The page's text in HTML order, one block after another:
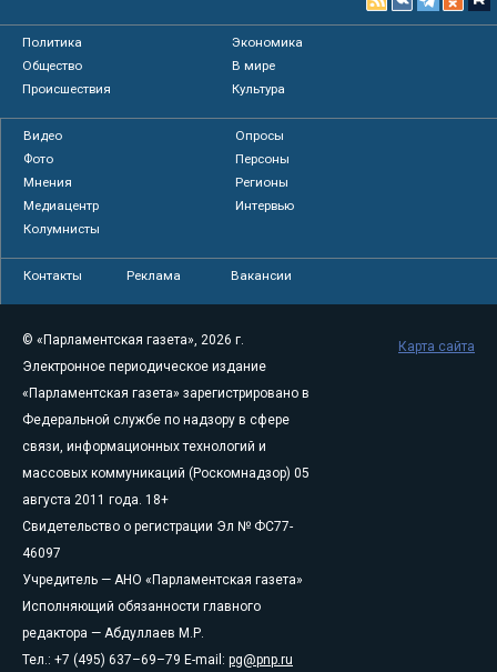
Политика
Экономика
Общество
В мире
Происшествия
Культура
Видео
Опросы
Фото
Персоны
Мнения
Регионы
Медиацентр
Интервью
Колумнисты
Контакты Реклама Вакансии
© «Парламентская газета», 2026 г.
Электронное периодическое издание
«Парламентская газета» зарегистрировано в
Федеральной службе по надзору в сфере
связи, информационных технологий и
массовых коммуникаций (Роскомнадзор) 05
августа 2011 года. 18+
Свидетельство о регистрации Эл № ФС77-
46097
Учредитель — АНО «Парламентская газета»
Исполняющий обязанности главного
редактора — Абдуллаев М.Р.
Тел.: +7 (495) 637–69–79 E-mail: pg@pnp.ru
Карта сайта